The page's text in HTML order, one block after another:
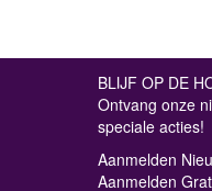
BLIJF OP DE
Ontvang onze
speciale acties!
Aanmelden
Aanmelden